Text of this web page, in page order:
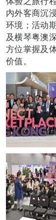
内外客商沉
环境；活动
及横琴粤澳
方位掌握及
价值。